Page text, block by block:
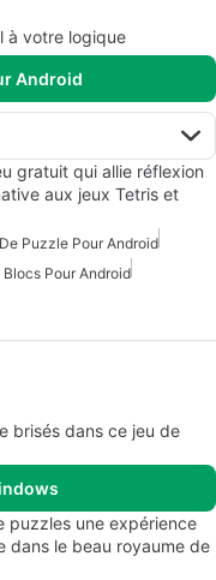
à votre logique
Android
gratuit qui allie réflexion
aux jeux Tetris et
Puzzle Pour Android
Pour Android
brisés dans ce jeu de
puzzles une expérience
dans le beau royaume de